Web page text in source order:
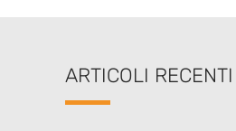
ARTICOLI RECENTI